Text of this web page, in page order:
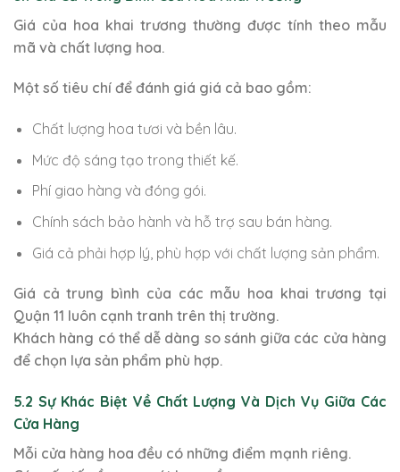
Giá của hoa khai trương thường được tính theo mẫu
mã và chất lượng hoa.
Một số tiêu chí để đánh giá giá cả bao gồm:
Chất lượng hoa tươi và bền lâu.
Mức độ sáng tạo trong thiết kế.
Phí giao hàng và đóng gói.
Chính sách bảo hành và hỗ trợ sau bán hàng.
Giá cả phải hợp lý, phù hợp với chất lượng sản phẩm.
Giá cả trung bình của các mẫu hoa khai trương tại
Quận 11 luôn cạnh tranh trên thị trường.
Khách hàng có thể dễ dàng so sánh giữa các cửa hàng
để chọn lựa sản phẩm phù hợp.
5.2 Sự Khác Biệt Về Chất Lượng Và Dịch Vụ Giữa Các
Cửa Hàng
Mỗi cửa hàng hoa đều có những điểm mạnh riêng.